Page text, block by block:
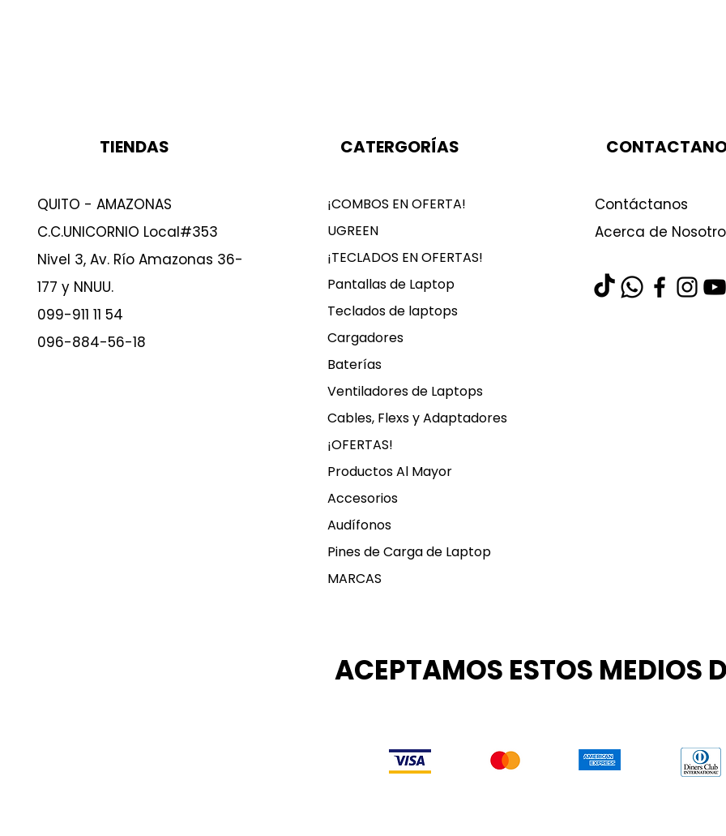
TIENDAS
QUITO - AMAZONAS
C.C.UNICORNIO Local#353
Nivel 3, Av. Río Amazonas 36-
177 y NNUU.
099-911 11 54
096-884-56-18
CATERGORÍAS
¡COMBOS EN OFERTA!
UGREEN
¡TECLADOS EN OFERTAS!
Pantallas de Laptop
Teclados de laptops
Cargadores
Baterías
Ventiladores de Laptops
Cables, Flexs y Adaptadores
¡OFERTAS!
Productos Al Mayor
Accesorios
Audífonos
Pines de Carga de Laptop
MARCAS
Contáctanos
Acerca de
ACEPTAMOS ESTOS MEDIOS